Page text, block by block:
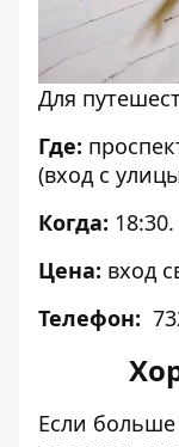
Для
Где:
(вход с
Когда: 18:30.
Цена: вход
Телефон:
Если